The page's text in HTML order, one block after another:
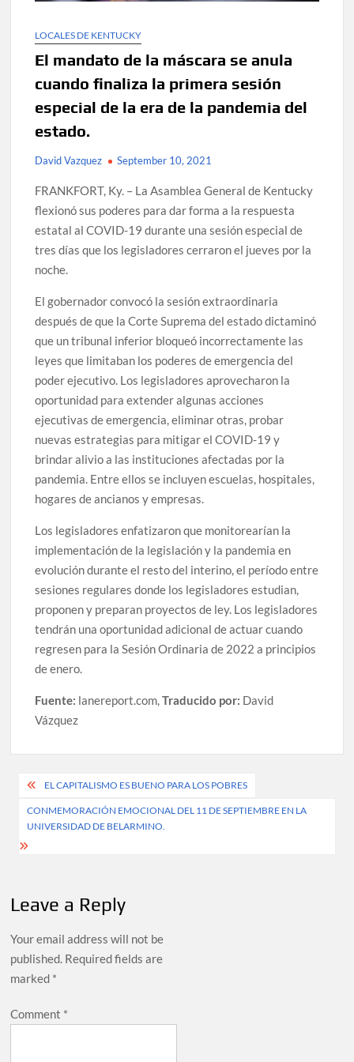
LOCALES DE KENTUCKY
El mandato de la máscara se anula
cuando finaliza la primera sesión
especial de la era de la pandemia del
estado.
David Vazquez September 10, 2021
FRANKFORT, Ky. – La Asamblea General de Kentucky
flexionó sus poderes para dar forma a la respuesta
estatal al COVID-19 durante una sesión especial de
tres días que los legisladores cerraron el jueves por la
noche.
El gobernador convocó la sesión extraordinaria
después de que la Corte Suprema del estado dictaminó
que un tribunal inferior bloqueó incorrectamente las
leyes que limitaban los poderes de emergencia del
poder ejecutivo. Los legisladores aprovecharon la
oportunidad para extender algunas acciones
ejecutivas de emergencia, eliminar otras, probar
nuevas estrategias para mitigar el COVID-19 y
brindar alivio a las instituciones afectadas por la
pandemia. Entre ellos se incluyen escuelas, hospitales,
hogares de ancianos y empresas.
Los legisladores enfatizaron que monitorearían la
implementación de la legislación y la pandemia en
evolución durante el resto del interino, el período entre
sesiones regulares donde los legisladores estudian,
proponen y preparan proyectos de ley. Los legisladores
tendrán una oportunidad adicional de actuar cuando
regresen para la Sesión Ordinaria de 2022 a principios
de enero.
Fuente: lanereport.com,Traducido por: David
Vázquez
Post
navigation
EL CAPITALISMO ES BUENO PARA LOS POBRES
CONMEMORACIÓN EMOCIONAL DEL 11 DE SEPTIEMBRE EN LA
UNIVERSIDAD DE BELARMINO.
Leave a Reply
Your email address will not be
published. Required fields are
marked *
Comment *